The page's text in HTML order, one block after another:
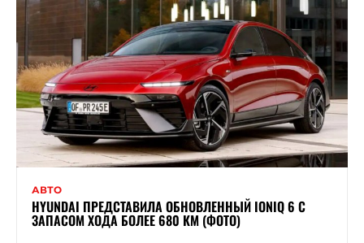
АВТО
HYUNDAI ПРЕДСТАВИЛА ОБНОВЛЕННЫЙ IONIQ 6 С
ЗАПАСОМ ХОДА БОЛЕЕ 680 КМ (ФОТО)